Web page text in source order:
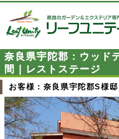
奈良県宇陀郡：ウッド
間｜レストステージ
お客様：奈良県宇陀郡S様邸